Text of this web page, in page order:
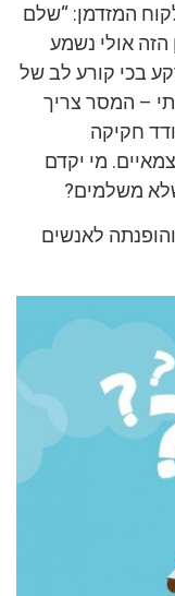
המזדמן: “שלם
הזה אולי נשמע
בכי קורע לב של
– המסר צריך
חקיקה
מי יקדם
משלמים?
לאנשים